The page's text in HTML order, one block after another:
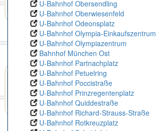
U-Bahnhof Obersendling
U-Bahnhof Oberwiesenfeld
U-Bahnhof Odeonsplatz
U-Bahnhof Olympia-Einkaufszentrum
U-Bahnhof Olympiazentrum
Bahnhof München Ost
U-Bahnhof Partnachplatz
U-Bahnhof Petuelring
U-Bahnhof Poccistraße
U-Bahnhof Prinzregentenplatz
U-Bahnhof Quiddestraße
U-Bahnhof Richard-Strauss-Straße
U-Bahnhof Rotkreuzplatz